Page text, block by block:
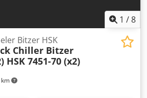
1 /8
Bitzer HSK
Chiller Bitzer
HSK 7451-70 (x2)